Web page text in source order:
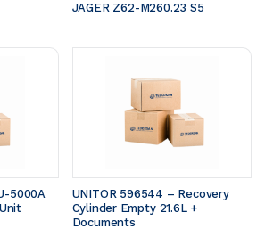
JAGER Z62-M260.23 S5
5000A
UNITOR 596544 – Recovery
Cylinder Empty 21.6L +
Documents